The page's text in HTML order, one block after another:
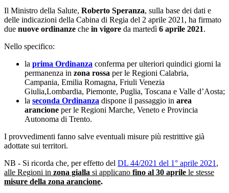
Il Ministro della Salute, Roberto Speranza, sulla base dei dati e
delle indicazioni della Cabina di Regia del 2 aprile 2021, ha firmato
due nuove ordinanze che in vigore da martedì 6 aprile 2021.
Nello specifico:
la prima Ordinanza conferma per ulteriori quindici giorni la
permanenza in zona rossa per le Regioni Calabria,
Campania, Emilia Romagna, Friuli Venezia
Giulia,Lombardia, Piemonte, Puglia, Toscana e Valle d’Aosta;
la seconda Ordinanza dispone il passaggio in area
arancione per le Regioni Marche, Veneto e Provincia
Autonoma di Trento.
I provvedimenti fanno salve eventuali misure più restrittive già
adottate sui territori.
NB - Si ricorda che, per effetto del DL 44/2021 del 1° aprile 2021 ,
alle Regioni in zona gialla si applicano fino al 30 aprile le stesse
misure della zona arancione.